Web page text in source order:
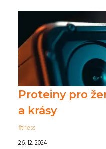
Proteiny pro
a krásy
fitness
26. 12. 2024